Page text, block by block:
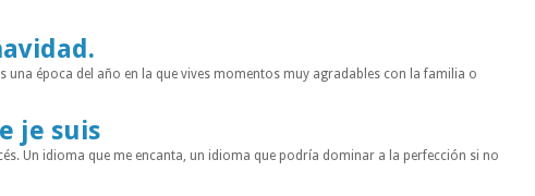
una época del año en la que vives momentos muy agradables con la familia o
je suis
Un idioma que me encanta, un idioma que podría dominar a la perfección si no